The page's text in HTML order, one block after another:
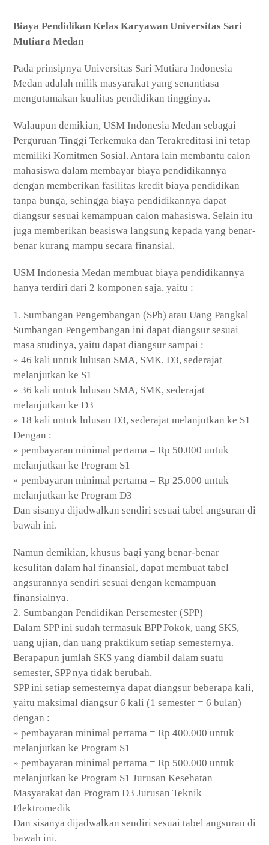
Biaya Pendidikan Kelas Karyawan Universitas Sari
Mutiara Medan
Pada prinsipnya Universitas Sari Mutiara Indonesia
Medan adalah milik masyarakat yang senantiasa
mengutamakan kualitas pendidikan tingginya.
Walaupun demikian, USM Indonesia Medan sebagai
Perguruan Tinggi Terkemuka dan Terakreditasi ini tetap
memiliki Komitmen Sosial. Antara lain membantu calon
mahasiswa dalam membayar biaya pendidikannya
dengan memberikan fasilitas kredit biaya pendidikan
tanpa bunga, sehingga biaya pendidikannya dapat
diangsur sesuai kemampuan calon mahasiswa. Selain itu
juga memberikan beasiswa langsung kepada yang benar-
benar kurang mampu secara finansial.
USM Indonesia Medan membuat biaya pendidikannya
hanya terdiri dari 2 komponen saja, yaitu :
1. Sumbangan Pengembangan (SPb) atau Uang Pangkal
Sumbangan Pengembangan ini dapat diangsur sesuai
masa studinya, yaitu dapat diangsur sampai :
» 46 kali untuk lulusan SMA, SMK, D3, sederajat
melanjutkan ke S1
» 36 kali untuk lulusan SMA, SMK, sederajat
melanjutkan ke D3
» 18 kali untuk lulusan D3, sederajat melanjutkan ke S1
Dengan :
» pembayaran minimal pertama = Rp 50.000 untuk
melanjutkan ke Program S1
» pembayaran minimal pertama = Rp 25.000 untuk
melanjutkan ke Program D3
Dan sisanya dijadwalkan sendiri sesuai tabel angsuran di
bawah ini.
Namun demikian, khusus bagi yang benar-benar
kesulitan dalam hal finansial, dapat membuat tabel
angsurannya sendiri sesuai dengan kemampuan
finansialnya.
2. Sumbangan Pendidikan Persemester (SPP)
Dalam SPP ini sudah termasuk BPP Pokok, uang SKS,
uang ujian, dan uang praktikum setiap semesternya.
Berapapun jumlah SKS yang diambil dalam suatu
semester, SPP nya tidak berubah.
SPP ini setiap semesternya dapat diangsur beberapa kali,
yaitu maksimal diangsur 6 kali (1 semester = 6 bulan)
dengan :
» pembayaran minimal pertama = Rp 400.000 untuk
melanjutkan ke Program S1
» pembayaran minimal pertama = Rp 500.000 untuk
melanjutkan ke Program S1 Jurusan Kesehatan
Masyarakat dan Program D3 Jurusan Teknik
Elektromedik
Dan sisanya dijadwalkan sendiri sesuai tabel angsuran di
bawah ini.